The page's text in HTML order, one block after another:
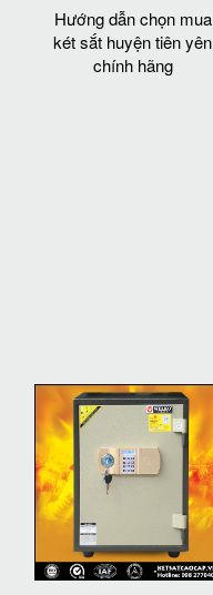
Hướng dẫn chọn mua
két sắt huyện tiên yên
chính hãng